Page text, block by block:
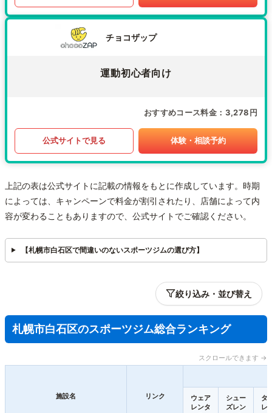
チョコザップ
運動初心者向け
おすすめコース料金 3,278円
公式サイトで見る 体験・相談予約
上記の表は公式サイトに記載の情報をもとに作成しています。時期
によっては、キャンペーンで料金が割引されたり、店舗によって内
容が変わることもありますので、公式サイトでご確認ください。
【札幌市白石区で間違いのないスポーツジムの選び方】
絞り込み・並び替え
札幌市白石区のスポーツジム総合ランキング
スクロールできます →
施設名 リンク
ウェア
レンタ
シュー
ズレン
タ
レ